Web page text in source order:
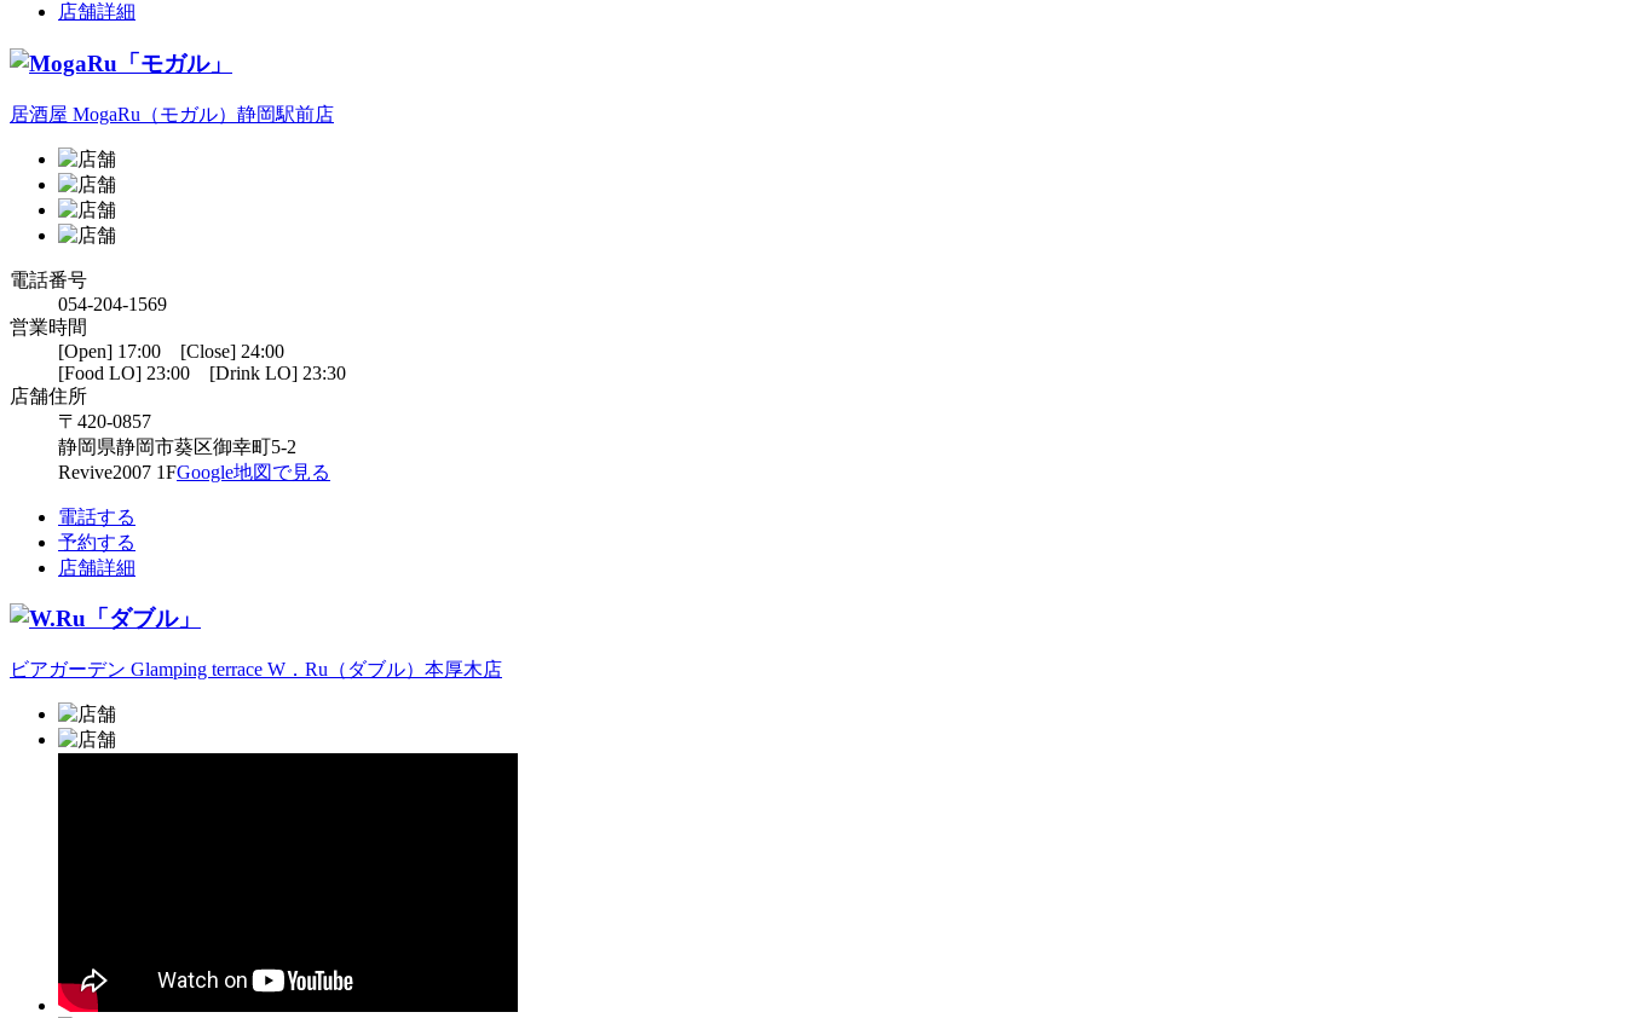
店舗詳細
居酒屋 MogaRu（モガル）静岡駅前店
電話番号
054-204-1569
営業時間
[Open] 17:00 [Close] 24:00
[Food LO] 23:00 [Drink LO] 23:30
店舗住所
〒420-0857
静岡県静岡市葵区御幸町5-2
Revive2007 1FGoogle地図で見る
電話する
予約する
店舗詳細
ビアガーデン Glamping terrace W．Ru（ダブル）本厚木店